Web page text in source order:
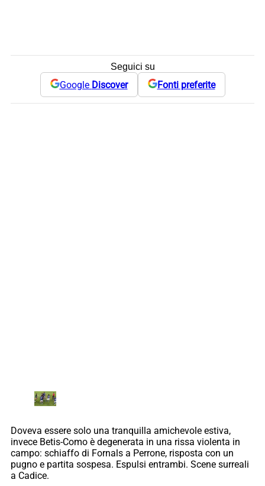
Seguici su
Google Discover Fonti preferite
Doveva essere solo una tranquilla amichevole estiva,
invece Betis-Como è degenerata in una rissa violenta in
campo: schiaffo di Fornals a Perrone, risposta con un
pugno e partita sospesa. Espulsi entrambi. Scene surreali
a Cadice.